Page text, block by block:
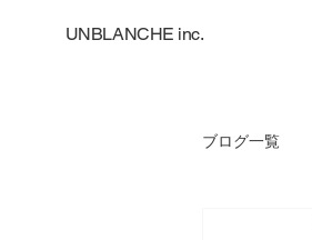
UNBLANCHE inc.
ブログ一覧